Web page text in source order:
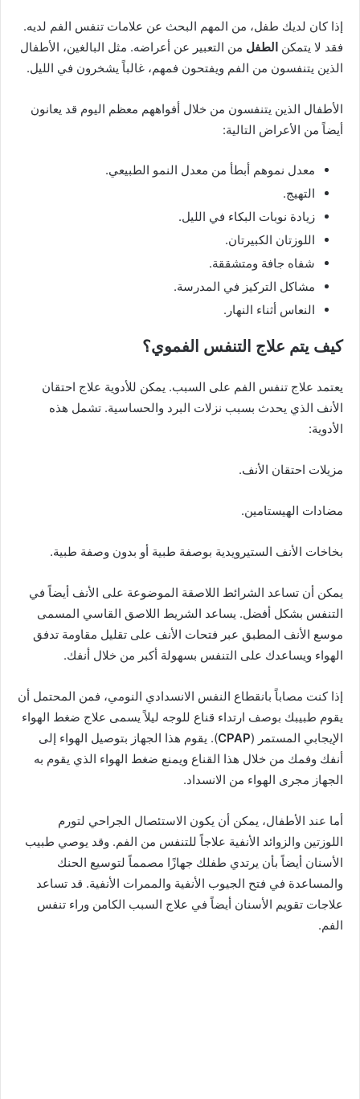
إذا كان لديك طفل، من المهم البحث عن علامات تنفس الفم لديه.
فقد لا يتمكن الطفل من التعبير عن أعراضه. مثل البالغين، الأطفال
الذين يتنفسون من الفم ويفتحون فمهم، غالباً يشخرون في الليل.
الأطفال الذين يتنفسون من خلال أفواههم معظم اليوم قد يعانون
أيضاً من الأعراض التالية:
معدل نموهم أبطأ من معدل النمو الطبيعي.
التهيج.
زيادة نوبات البكاء في الليل.
اللوزتان الكبيرتان.
شفاه جافة ومتشققة.
مشاكل التركيز في المدرسة.
النعاس أثناء النهار.
كيف يتم علاج التنفس الفموي؟
يعتمد علاج تنفس الفم على السبب. يمكن للأدوية علاج احتقان
الأنف الذي يحدث بسبب نزلات البرد والحساسية. تشمل هذه
الأدوية:
مزيلات احتقان الأنف.
مضادات الهيستامين.
بخاخات الأنف الستيرويدية بوصفة طبية أو بدون وصفة طبية.
يمكن أن تساعد الشرائط اللاصقة الموضوعة على الأنف أيضاً في
التنفس بشكل أفضل. يساعد الشريط اللاصق القاسي المسمى
موسع الأنف المطبق عبر فتحات الأنف على تقليل مقاومة تدفق
الهواء ويساعدك على التنفس بسهولة أكبر من خلال أنفك.
إذا كنت مصاباً بانقطاع النفس الانسدادي النومي، فمن المحتمل أن
يقوم طبيبك بوصف ارتداء قناع للوجه ليلاً يسمى علاج ضغط الهواء
الإيجابي المستمر (CPAP). يقوم هذا الجهاز بتوصيل الهواء إلى
أنفك وفمك من خلال هذا القناع ويمنع ضغط الهواء الذي يقوم به
الجهاز مجرى الهواء من الانسداد.
أما عند الأطفال، يمكن أن يكون الاستئصال الجراحي لتورم
اللوزتين والزوائد الأنفية علاجاً للتنفس من الفم. وقد يوصي طبيب
الأسنان أيضاً بأن يرتدي طفلك جهازًا مصمماً لتوسيع الحنك
والمساعدة في فتح الجيوب الأنفية والممرات الأنفية. قد تساعد
علاجات تقويم الأسنان أيضاً في علاج السبب الكامن وراء تنفس
الفم.